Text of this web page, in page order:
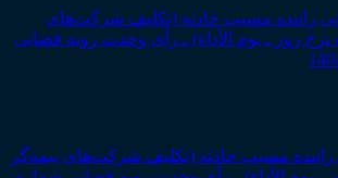
مسبب حادثه (تکلیف شرکت‌های بیمه‌گر